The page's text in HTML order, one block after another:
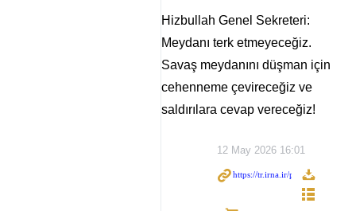
Hizbullah Genel Sekreteri:
Meydanı terk etmeyeceğiz.
Savaş meydanını düşman için
cehenneme çevireceğiz ve
saldırılara cevap vereceğiz!
12 May 2026 16:01